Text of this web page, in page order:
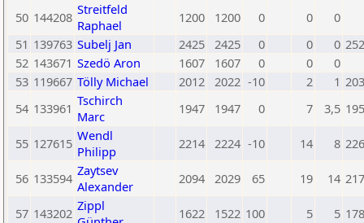
50 144208 Streitfeld
Raphael
1200 1200 0 0
0
51 139763 Subelj Jan 2425 2425 0 0 0
52 143671 Szedö Aron 1607 1607 0 0
0
53 119667 Tölly Michael 2012 2022 -10 2 1
54 133961 Tschirch
Marc
1947 1947 0 7 3,5
55 127615 Wendl
Philipp
2214 2224 -10 14 8
56 133594 Zaytsev
Alexander
2094 2029 65 19 14
57 143202 Zippl
1622 1522 100 5 5